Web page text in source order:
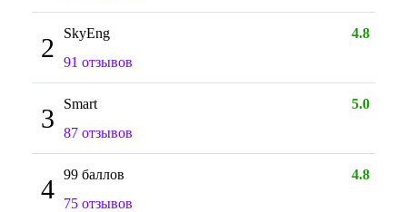
2 SkyEng
4.8
91 отзывов
3 Smart
5.0
87 отзывов
4 99 баллов
4.8
75 отзывов